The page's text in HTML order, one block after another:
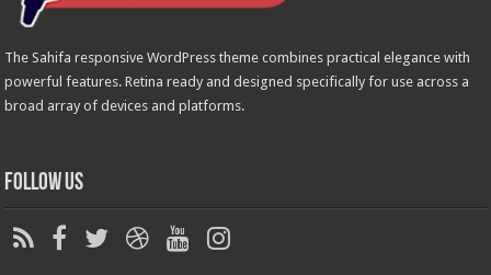
The Sahifa responsive WordPress theme combines practical elegance with
powerful features. Retina ready and designed specifically for use across a
broad array of devices and platforms.
Follow Us